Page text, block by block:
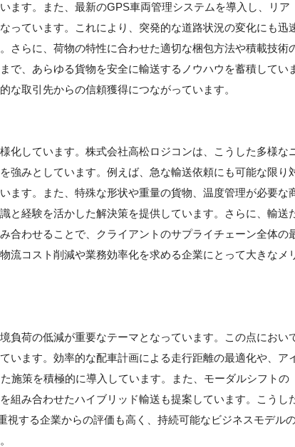
ます。また、最新のGPS車両管理システムを導入し、リア
っています。これにより、突発的な道路状況の変化にも迅
さらに、荷物の特性に合わせた適切な梱包方法や積載技術
で、あらゆる貨物を安全に輸送するノウハウを蓄積してい
な取引先からの信頼獲得につながっています。
化しています。株式会社高松ロジコンは、こうした多様な
強みとしています。例えば、急な輸送依頼にも可能な限り
ます。また、特殊な形状や重量の貨物、温度管理が必要な
と経験を活かした解決策を提供しています。さらに、輸送
合わせることで、クライアントのサプライチェーン全体の
流コスト削減や業務効率化を求める企業にとって大きなメ
負荷の低減が重要なテーマとなっています。この点におい
います。効率的な配車計画による走行距離の最適化や、ア
施策を積極的に導入しています。また、モーダルシフトの
組み合わせたハイブリッド輸送も提案しています。こうし
する企業からの評価も高く、持続可能なビジネスモデル